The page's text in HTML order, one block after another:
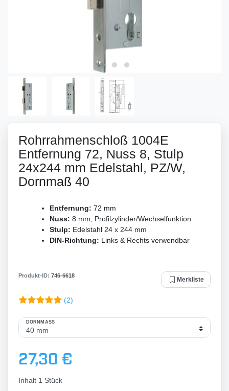
Rohrrahmenschloß 1004E
Entfernung 72, Nuss 8, Stulp
24x244 mm Edelstahl, PZ/W,
Dornmaß 40
Entfernung: 72 mm
Nuss: 8 mm, Profilzylinder/Wechselfunktion
Stulp: Edelstahl 24 x 244 mm
DIN-Richtung: Links & Rechts verwendbar
Produkt-ID: 746-6618
Merkliste
(2)
DORNMASS
27,30 €
Inhalt 1 Stück